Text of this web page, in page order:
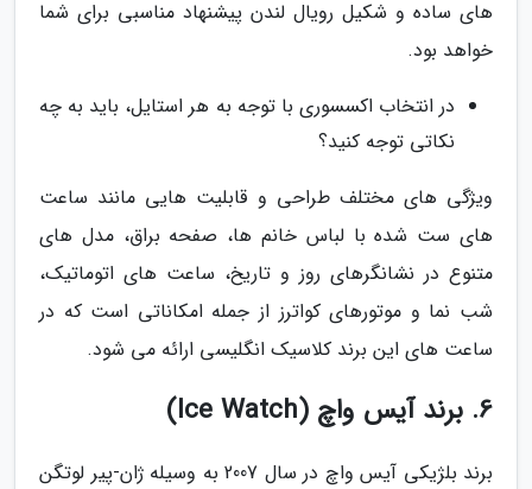
های ساده و شکیل رویال لندن پیشنهاد مناسبی برای شما
خواهد بود.
در انتخاب اکسسوری با توجه به هر استایل، باید به چه
نکاتی توجه کنید؟
ویژگی های مختلف طراحی و قابلیت هایی مانند ساعت
های ست شده با لباس خانم ها، صفحه براق، مدل های
متنوع در نشانگرهای روز و تاریخ، ساعت های اتوماتیک،
شب نما و موتورهای کواترز از جمله امکاناتی است که در
ساعت های این برند کلاسیک انگلیسی ارائه می شود.
6. برند آیس واچ (Ice Watch)
برند بلژیکی آیس واچ در سال 2007 به وسیله ژان-پیر لوتگن